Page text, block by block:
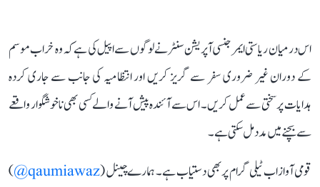
اس درمیان ریاستی ایمرجنسی آپریشن سنٹر نے لوگوں سے اپیل کی ہے کہ وہ خراب موسم
کے دوران غیر ضروری سفر سے گریز کریں اور انتظامیہ کی جانب سے جاری کردہ
ہدایات پر سختی سے عمل کریں۔ اس سے آئندہ پیش آنے والے کسی بھی ناخوشگوار واقعے
سے بچنے میں مدد مل سکتی ہے۔
قومی آواز اب ٹیلی گرام پر بھی دستیاب ہے۔ ہمارے چینل (qaumiawaz@
)